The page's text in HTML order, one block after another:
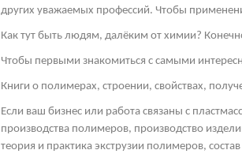
других уважаемых профессий. Чтобы
Как тут быть людям, далёким от химии?
Чтобы первыми знакомиться с самыми
Книги о полимерах, строении, свойствах,
Если ваш бизнес или работа связаны с
производства полимеров, производство
теория и практика экструзии полимеров,